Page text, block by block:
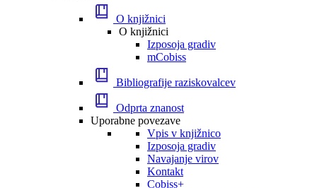
O knjižnici
O knjižnici
Izposoja gradiv
mCobiss
Bibliografije raziskovalcev
Odprta znanost
Uporabne povezave
Vpis v knjižnico
Izposoja gradiv
Navajanje virov
Kontakt
Cobiss+